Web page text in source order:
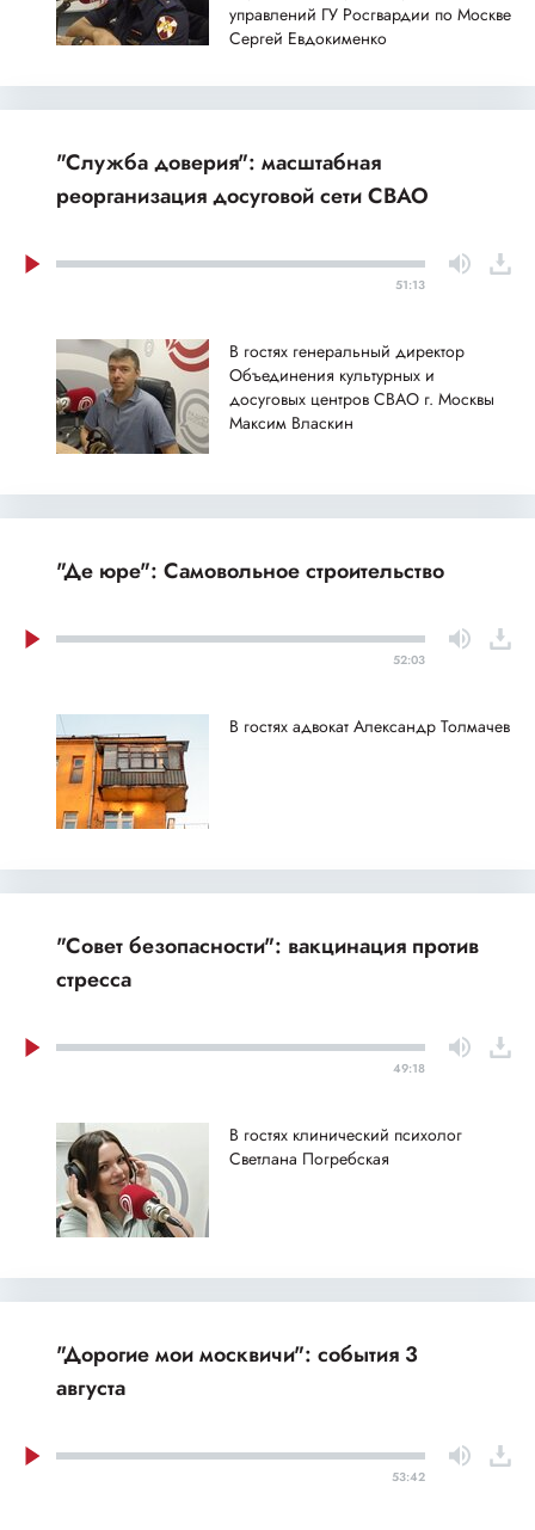
управлений ГУ Росгвардии по Москве
Сергей Евдокименко
"Служба доверия": масштабная
реорганизация досуговой сети СВАО
51:13
В гостях генеральный директор
Объединения культурных и
досуговых центров СВАО г. Москвы
Максим Власкин
"Де юре": Самовольное строительство
52:03
В гостях адвокат Александр Толмачев
"Совет безопасности": вакцинация против
стресса
49:18
В гостях клинический психолог
Светлана Погребская
"Дорогие мои москвичи": события 3
августа
53:42